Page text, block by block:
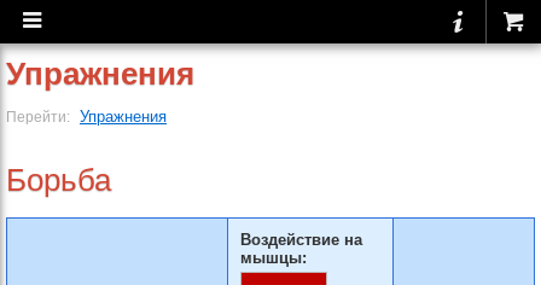
Упражнения
Перейти: Упражнения
Борьба
Воздействие на
мышцы: